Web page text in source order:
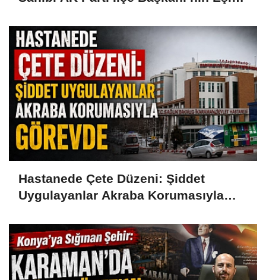
Hastanede Çete Düzeni: Şiddet
Uygulayanlar Akraba Korumasıyla